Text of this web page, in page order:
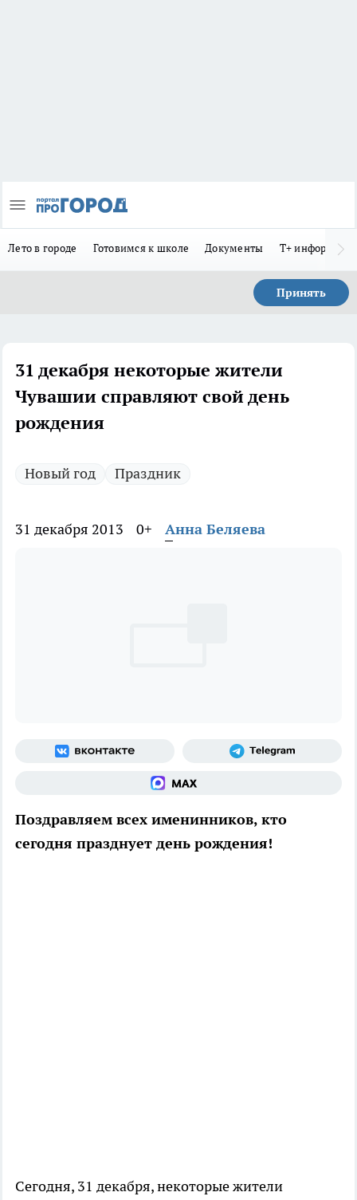
Лето в городе Готовимся к школе Документы Т+
Принять
31 декабря некоторые жители
Чувашии справляют свой день
рождения
Новый год Праздник
31 декабря 2013 0+ Анна Беляева
Поздравляем всех именинников, кто
сегодня празднует день рождения!
Сегодня, 31 декабря, некоторые жители